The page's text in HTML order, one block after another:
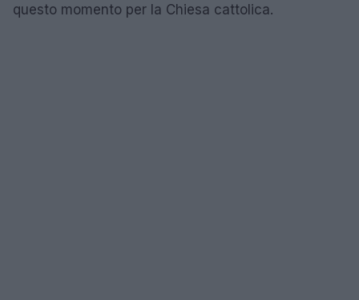
questo momento per la Chiesa cattolica.